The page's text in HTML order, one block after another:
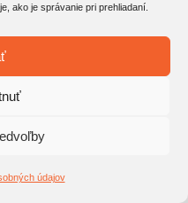
ako je správanie pri prehliadaní.
údajov